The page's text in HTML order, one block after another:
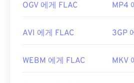
OGV 에게 FLAC MP4
AVI 에게 FLAC 3GP
WEBM 에게 FLAC MKV